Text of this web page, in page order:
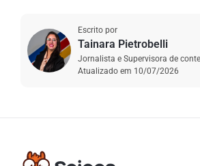
Escrito por
Tainara Pietrobelli
Jornalista e Supervisora de
Atualizado em 10/07/2026